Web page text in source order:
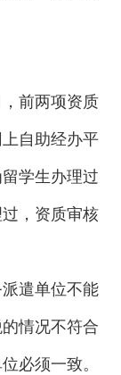
前两项资质
自助经办平
学生办理过
，资质审核
遣单位不能
情况不符合
必须一致。